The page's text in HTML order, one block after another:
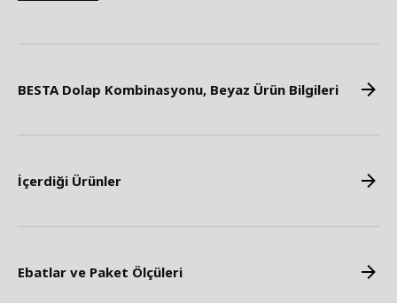
BESTA Dolap Kombinasyonu, Beyaz Ürün Bilgileri
İçerdiği Ürünler
Ebatlar ve Paket Ölçüleri